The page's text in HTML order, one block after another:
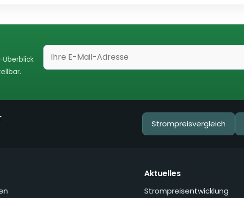
Überblick
Strompreisvergleich
Aktuelles
Strompreisentwicklung